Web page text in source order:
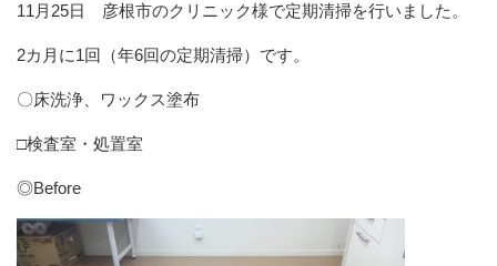
11月25日 彦根市のクリニック様で定期清掃を行いました。
2カ月に1回（年6回の定期清掃）です。
〇床洗浄、ワックス塗布
□検査室・処置室
◎Before